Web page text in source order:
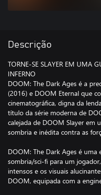
Descrição
TORNE-SE SLAYER EM UMA
INFERNO
DOOM: The Dark Ages é a
(2016) e DOOM Eternal que
cinematográfica, digna da
título da série moderna de
calejada de DOOM Slayer em
sombria e inédita contra as
DOOM: The Dark Ages é uma
sombria/sci-fi para um
intensos e os visuais
DOOM, equipada com a